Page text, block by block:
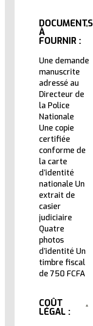
DOCUMENTS
À
FOURNIR :
Une demande
manuscrite
adressé au
Directeur de
la Police
Nationale
Une copie
certifiée
conforme de
la carte
d’identité
nationale Un
extrait de
casier
judiciaire
Quatre
photos
d’identité Un
timbre fiscal
de 750 FCFA
COÛT
LÉGAL :